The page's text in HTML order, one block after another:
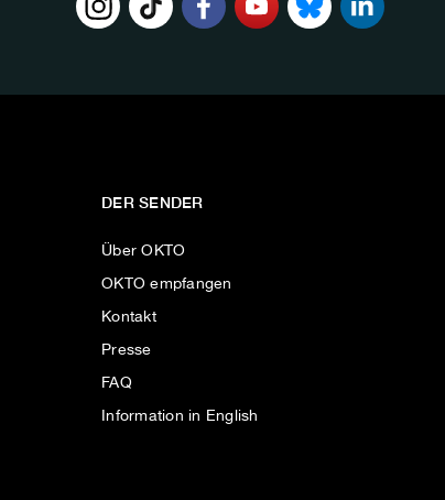
DER SENDER
Über OKTO
OKTO empfangen
Kontakt
Presse
FAQ
Information in English